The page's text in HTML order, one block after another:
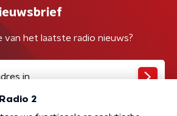
het laatste radio nieuws?